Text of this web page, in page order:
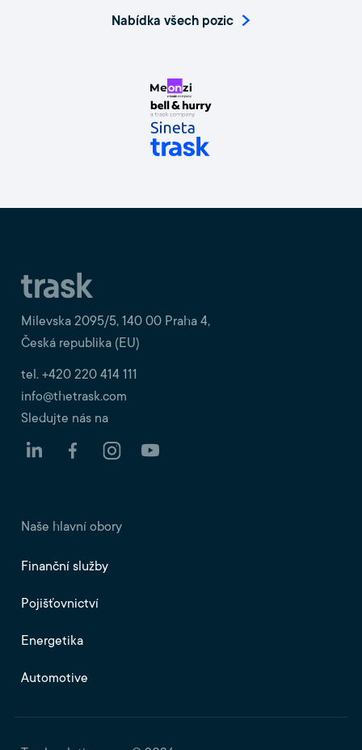
Nabídka všech pozic
Milevska 2095/5, 140 00 Praha 4,
Česká republika (EU)
tel. +420 220 414 111
info@thetrask.com
Naše hlavní obory
Finanční služby
Pojišťovnictví
Energetika
Automotive
Sledujte nás na